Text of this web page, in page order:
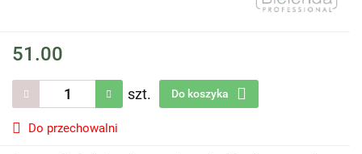
51.00
szt. Do koszyka
Do przechowalni